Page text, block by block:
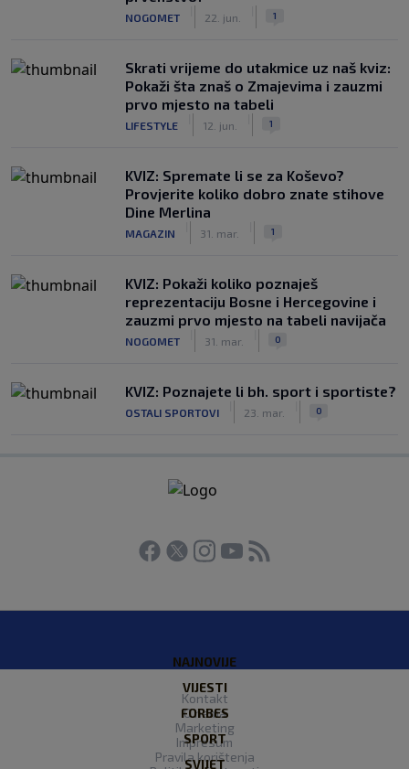
NOGOMET 22. jun. 1
Skrati vrijeme do utakmice uz naš kviz:
Pokaži šta znaš o Zmajevima i zauzmi
prvo mjesto na tabeli
LIFESTYLE 12. jun. 1
KVIZ: Spremate li se za Koševo?
Provjerite koliko dobro znate stihove
Dine Merlina
MAGAZIN 31. mar. 1
KVIZ: Pokaži koliko poznaješ
reprezentaciju Bosne i Hercegovine i
zauzmi prvo mjesto na tabeli navijača
NOGOMET 31. mar. 0
KVIZ: Poznajete li bh. sport i sportiste?
OSTALI SPORTOVI 23. mar. 0
NAJNOVIJE
VIJESTI
FORBES
SPORT
SVIJET
Kontakt
O nama
Marketing
Impresum
Pravila korištenja